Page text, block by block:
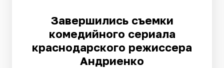
Завершились съемки
комедийного сериала
краснодарского режиссера
Андриенко